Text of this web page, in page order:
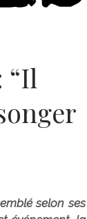
“Il
selon ses